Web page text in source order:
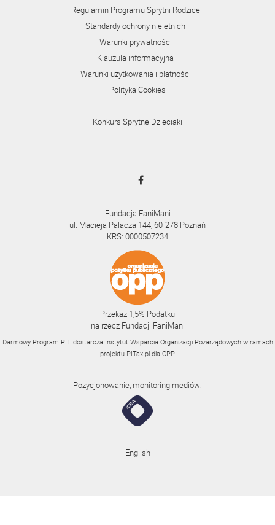
Regulamin Programu Sprytni Rodzice
Standardy ochrony nieletnich
Warunki prywatności
Klauzula informacyjna
Warunki użytkowania i płatności
Polityka Cookies
Konkurs Sprytne Dzieciaki
Fundacja FaniMani
ul. Macieja Palacza 144, 60-278 Poznań
KRS: 0000507234
Przekaż 1,5% Podatku
na rzecz Fundacji FaniMani
Darmowy Program PIT dostarcza Instytut Wsparcia Organizacji Pozarządowych w ramach
projektu PITax.pl dla OPP
Pozycjonowanie, monitoring mediów:
English